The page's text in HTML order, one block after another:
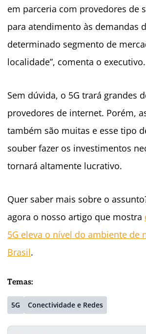
em parceria com provedores de
para atendimento às demandas
determinado segmento de
localidade”, comenta o executivo.
Sem dúvida, o 5G trará grandes
provedores de internet. Porém,
também são muitas e esse tipo
souber fazer os investimentos
tornará altamente lucrativo.
Quer saber mais sobre o
agora o nosso artigo que mostra
5G eleva o nível do ambiente de
Brasil.
Temas:
5G Conectividade e Redes